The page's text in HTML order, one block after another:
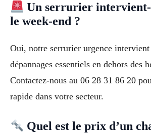
Un serrurier
le week-end ?
Oui, notre serrurier urgence
dépannages essentiels en dehors des
Contactez-nous au 06 28 31 86 20
rapide dans votre secteur.
Quel est le prix d’un